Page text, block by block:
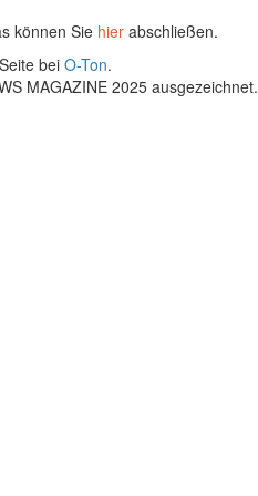
können Sie hier abschließen.
bei O-Ton.
MAGAZINE 2025 ausgezeichnet.